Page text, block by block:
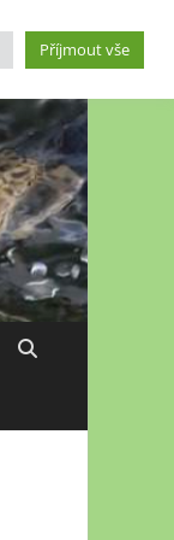
Příjmout vše